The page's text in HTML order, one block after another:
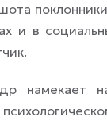
и в
намекает